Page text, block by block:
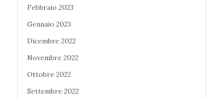
Febbraio 2023
Gennaio 2023
Dicembre 2022
Novembre 2022
Ottobre 2022
Settembre 2022